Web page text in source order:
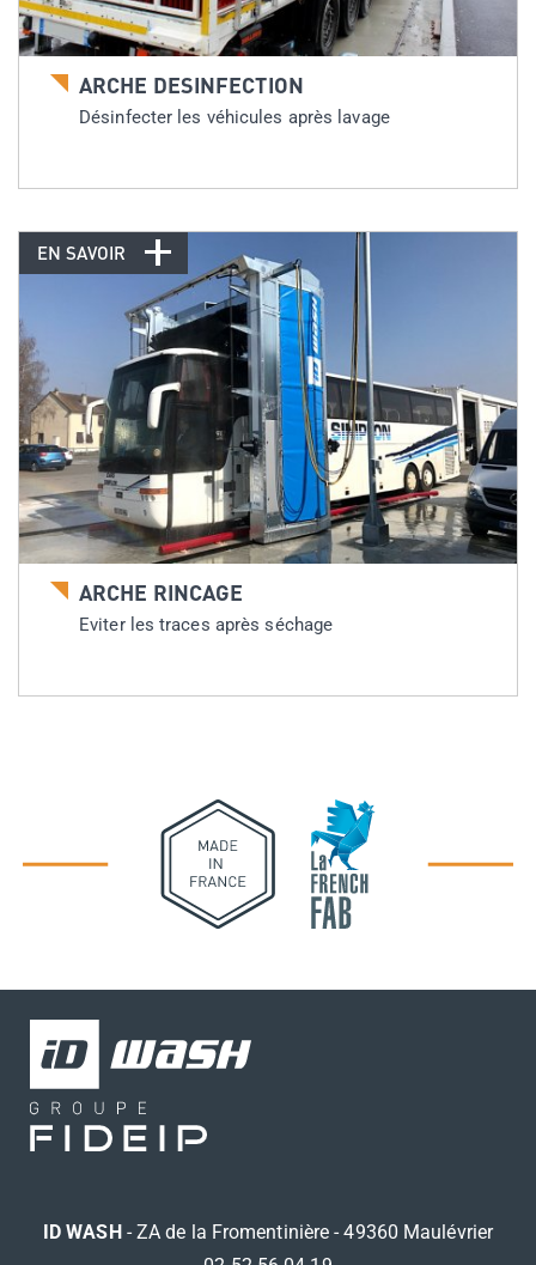
ARCHE DESINFECTION
Désinfecter les véhicules après lavage
ARCHE RINCAGE
Eviter les traces après séchage
EN SAVOIR
ID WASH - ZA de la Fromentinière - 49360 Maulévrier